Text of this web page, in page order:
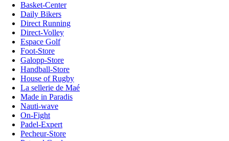
Basket-Center
Daily Bikers
Direct Running
Direct-Volley
Espace Golf
Foot-Store
Galopp-Store
Handball-Store
House of Rugby
La sellerie de Maé
Made in Paradis
Nauti-wave
On-Fight
Padel-Expert
Pecheur-Store